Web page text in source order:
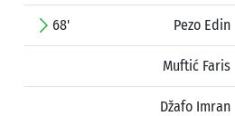
68' Pezo Edin
Muftić Faris
Džafo Imran